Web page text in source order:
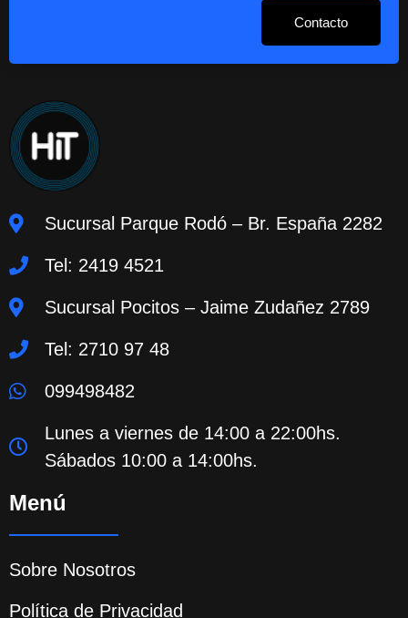
Contacto
Sucursal Parque Rodó – Br. España 2282
Tel: 2419 4521
Sucursal Pocitos – Jaime Zudañez 2789
Tel: 2710 97 48
099498482
Lunes a viernes de 14:00 a 22:00hs.
Sábados 10:00 a 14:00hs.
Menú
Sobre Nosotros
Política de Privacidad